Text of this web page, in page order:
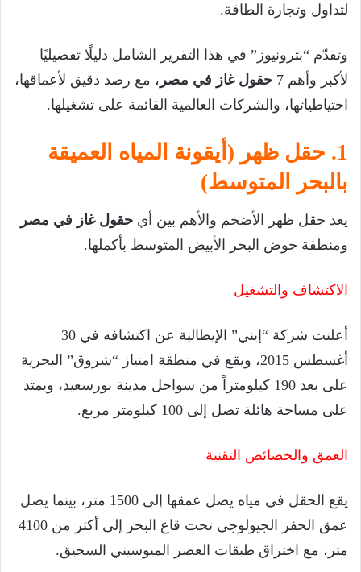
لتداول وتجارة الطاقة.
وتقدّم “بترونيوز” في هذا التقرير الشامل دليلًا تفصيليًا
لأكبر وأهم 7
حقول غاز في مصر ، مع رصد دقيق لأعماقها،
احتياطياتها، والشركات العالمية القائمة على تشغيلها.
1. حقل ظهر (أيقونة المياه العميقة
بالبحر المتوسط)
يعد حقل ظهر الأضخم والأهم بين أي حقول غاز في مصر
ومنطقة حوض البحر الأبيض المتوسط بأكملها.
الاكتشاف والتشغيل
أعلنت شركة “إيني” الإيطالية عن اكتشافه في 30
أغسطس 2015، ويقع في منطقة امتياز “شروق” البحرية
على بعد 190 كيلومتراً من سواحل مدينة بورسعيد، ويمتد
على مساحة هائلة تصل إلى 100 كيلومتر مربع.
العمق والخصائص التقنية
يقع الحقل في مياه يصل عمقها إلى 1500 متر، بينما يصل
عمق الحفر الجيولوجي تحت قاع البحر إلى أكثر من 4100
متر، مع اختراق طبقات العصر الميوسيني السحيق.